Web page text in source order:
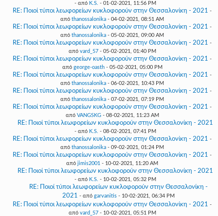
- από K.S. - 01-02-2021, 11:56 PM
RE: Ποιοί τύποι λεωφορείων κυκλοφορούν στην Θεσσαλονίκη - 2021 -
από thanossalonika - 04-02-2021, 08:51 AM
RE: Ποιοί τύποι λεωφορείων κυκλοφορούν στην Θεσσαλονίκη - 2021 -
από thanossalonika - 05-02-2021, 09:00 AM
RE: Ποιοί τύποι λεωφορείων κυκλοφορούν στην Θεσσαλονίκη - 2021 -
από vard_57- 05-02-2021, 01:40 PM
RE: Ποιοί τύποι λεωφορείων κυκλοφορούν στην Θεσσαλονίκη - 2021 -
από george-oasth- 05-02-2021, 05:00 PM
RE: Ποιοί τύποι λεωφορείων κυκλοφορούν στην Θεσσαλονίκη - 2021 -
από thanossalonika - 06-02-2021, 10:43 PM
RE: Ποιοί τύποι λεωφορείων κυκλοφορούν στην Θεσσαλονίκη - 2021 -
από thanossalonika - 07-02-2021, 07:19 PM
RE: Ποιοί τύποι λεωφορείων κυκλοφορούν στην Θεσσαλονίκη - 2021 -
από VANGSKG- 08-02-2021, 11:23 AM
RE: Ποιοί τύποι λεωφορείων κυκλοφορούν στην Θεσσαλονίκη - 2021
- από K.S. - 08-02-2021, 07:41 PM
RE: Ποιοί τύποι λεωφορείων κυκλοφορούν στην Θεσσαλονίκη - 2021 -
από thanossalonika - 09-02-2021, 01:24 PM
RE: Ποιοί τύποι λεωφορείων κυκλοφορούν στην Θεσσαλονίκη - 2021 -
από jimis2001 - 10-02-2021, 11:20 AM
RE: Ποιοί τύποι λεωφορείων κυκλοφορούν στην Θεσσαλονίκη - 2021
- από K.S. - 10-02-2021, 05:32 PM
RE: Ποιοί τύποι λεωφορείων κυκλοφορούν στην Θεσσαλονίκη -
2021 - από garvanitis - 10-02-2021, 06:34 PM
RE: Ποιοί τύποι λεωφορείων κυκλοφορούν στην Θεσσαλονίκη - 2021 -
από vard_57- 10-02-2021, 05:51 PM